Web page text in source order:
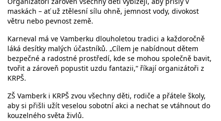
maskách – ať už ztělesní sílu ohně, jemnost vody, divokost
větru nebo pevnost země.
Karneval má ve Vamberku dlouholetou tradici a každoročně
láká desítky malých účastníků. „Cílem je nabídnout dětem
bezpečné a radostné prostředí, kde se mohou společně bavit,
tvořit a zároveň popustit uzdu fantazii,“ říkají organizátoři z
KRPŠ.
ZŠ Vamberk i KRPŠ zvou všechny děti, rodiče a přátele školy,
aby si přišli užít veselou sobotní akci a nechat se vtáhnout do
kouzelného světa živlů.